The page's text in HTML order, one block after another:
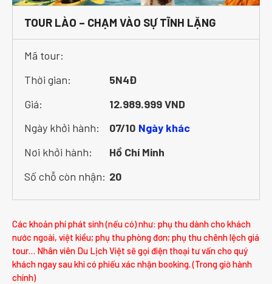
TOUR LÀO – CHẠM VÀO SỰ TĨNH LẶNG
Mã tour:
Thời gian:
5N4Đ
Giá:
12.989.999 VND
Ngày khởi hành:
07/10 Ngày khác
Nơi khởi hành:
Hồ Chí Minh
Số chỗ còn nhận: 20
Các khoản phí phát sinh (nếu có) như: phụ thu dành cho khách
nước ngoài, việt kiều; phụ thu phòng đơn; phụ thu chênh lệch giá
tour… Nhân viên Du Lịch Việt sẽ gọi điện thoại tư vấn cho quý
khách ngay sau khi có phiếu xác nhận booking. (Trong giờ hành
chính)